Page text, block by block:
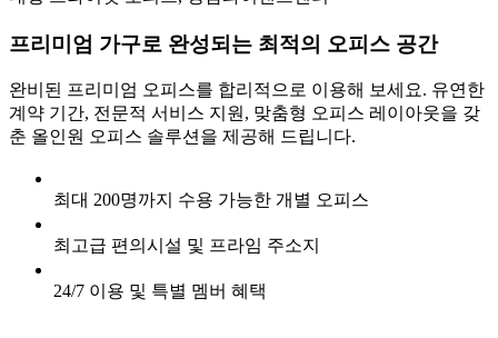
프리미엄 가구로 완성되는 최적의 오피스 공간
완비된 프리미엄 오피스를 합리적으로 이용해 보세요. 유연한
계약 기간, 전문적 서비스 지원, 맞춤형 오피스 레이아웃을 갖
춘 올인원 오피스 솔루션을 제공해 드립니다.
최대 200명까지 수용 가능한 개별 오피스
최고급 편의시설 및 프라임 주소지
24/7 이용 및 특별 멤버 혜택